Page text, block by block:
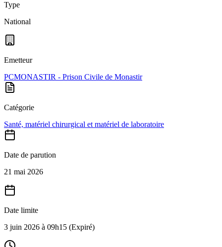
Type
National
Emetteur
PCMONASTIR - Prison Civile de Monastir
Catégorie
Santé, matériel chirurgical et matériel de laboratoire
Date de parution
21 mai 2026
Date limite
3 juin 2026 à 09h15 (Expiré)